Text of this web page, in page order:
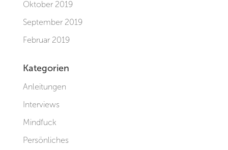
Oktober 2019
September 2019
Februar 2019
Kategorien
Anleitungen
Interviews
Mindfuck
Persönliches